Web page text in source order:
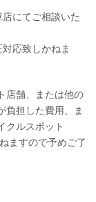
にてご相談いた
応致しかねま
店舗、または他の
負担した費用、ま
クルスポット
ますので予めご了